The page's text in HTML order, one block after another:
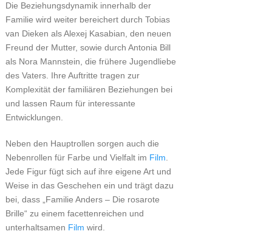
Die Beziehungsdynamik innerhalb der
Familie wird weiter bereichert durch Tobias
van Dieken als Alexej Kasabian, den neuen
Freund der Mutter, sowie durch Antonia Bill
als Nora Mannstein, die frühere Jugendliebe
des Vaters. Ihre Auftritte tragen zur
Komplexität der familiären Beziehungen bei
und lassen Raum für interessante
Entwicklungen.
Neben den Hauptrollen sorgen auch die
Nebenrollen für Farbe und Vielfalt im Film.
Jede Figur fügt sich auf ihre eigene Art und
Weise in das Geschehen ein und trägt dazu
bei, dass „Familie Anders – Die rosarote
Brille“ zu einem facettenreichen und
unterhaltsamen Film wird.